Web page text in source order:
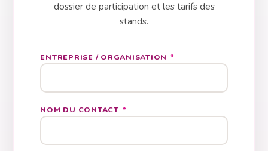
dossier de participation et les tarifs des
stands.
ENTREPRISE / ORGANISATION *
NOM DU CONTACT *